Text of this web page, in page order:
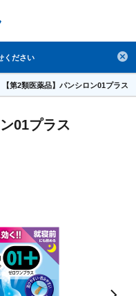
熱中症対策
ダーマセプトRX
使用用途から探す
注目の商品 を見る
検索
ください
【第2類医薬品】パンシロン01プラス
01プラス